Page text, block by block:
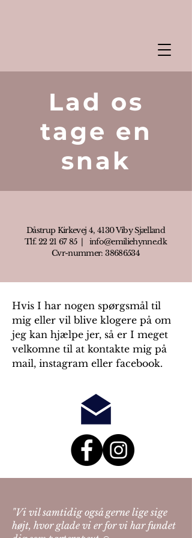
Lad os
tage en
snak
Dåstrup Kirkevej 4, 4130 Viby Sjælland
Tlf. 22 21 67 85 | info@emiliehynne.dk
Cvr-nummer:38686534
Hvis I har nogen spørgsmål til
mig eller vil blive klogere på om
jeg kan hjælpe jer, så er I meget
velkomne til at kontakte mig på
mail, instagram eller facebook.
"Vi vil samtidig også gerne lige sige
højt, hvor glade vi er for vi har fundet